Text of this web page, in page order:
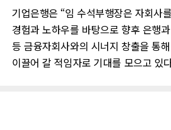
기업은행은 “임 수석부행장은 자회사
경험과 노하우를 바탕으로 향후 은행
등 금융자회사와의 시너지 창출을 통
이끌어 갈 적임자로 기대를 모으고 있